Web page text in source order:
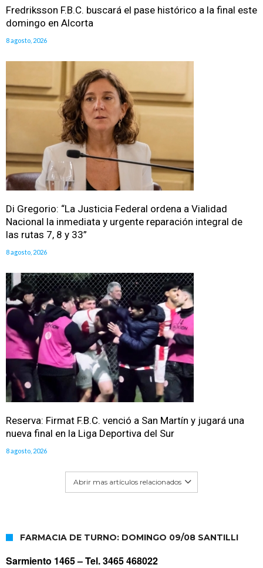
Fredriksson F.B.C. buscará el pase histórico a la final este
domingo en Alcorta
8 agosto, 2026
Di Gregorio: “La Justicia Federal ordena a Vialidad
Nacional la inmediata y urgente reparación integral de
las rutas 7, 8 y 33”
8 agosto, 2026
Reserva: Firmat F.B.C. venció a San Martín y jugará una
nueva final en la Liga Deportiva del Sur
8 agosto, 2026
Abrir mas artículos relacionados
FARMACIA DE TURNO: DOMINGO 09/08 SANTILLI
Sarmiento 1465 –Tel. 3465 468022